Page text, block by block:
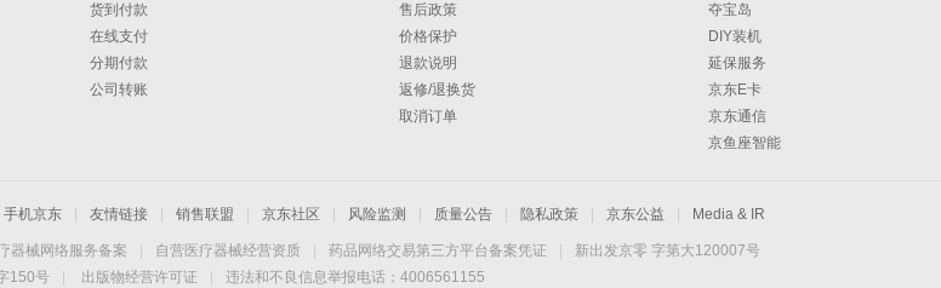
货到付款
在线支付
分期付款
公司转账
售后政策
价格保护
退款说明
返修/退换货
取消订单
夺宝岛
DIY装机
延保服务
京东E卡
京东通信
京鱼座智能
手机京东 友情链接 销售联盟 京东社区 风险监测 质量公告 隐私政策 京东公益 Media & IR
器械网络服务备案 自营医疗器械经营资质 药品网络交易第三方平台备案凭证
新出发京零 字第大120007号
150号
出版物经营许可证
违法和不良信息举报电话：4006561155